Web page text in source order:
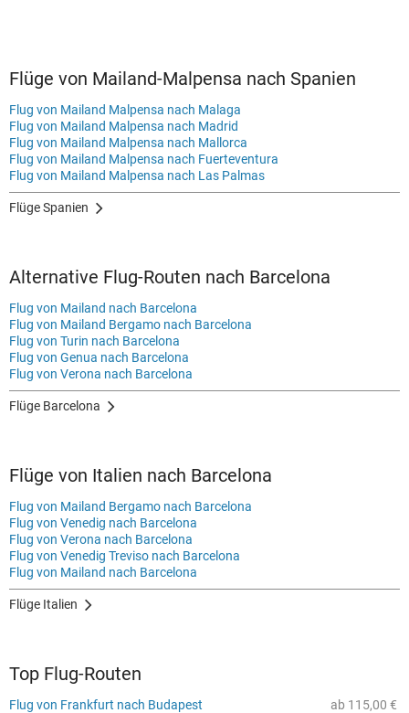
Flüge von Mailand-Malpensa nach Spanien
Flug von Mailand Malpensa nach Malaga
Flug von Mailand Malpensa nach Madrid
Flug von Mailand Malpensa nach Mallorca
Flug von Mailand Malpensa nach Fuerteventura
Flug von Mailand Malpensa nach Las Palmas
Flüge Spanien
Alternative Flug-Routen nach Barcelona
Flug von Mailand nach Barcelona
Flug von Mailand Bergamo nach Barcelona
Flug von Turin nach Barcelona
Flug von Genua nach Barcelona
Flug von Verona nach Barcelona
Flüge Barcelona
Flüge von Italien nach Barcelona
Flug von Mailand Bergamo nach Barcelona
Flug von Venedig nach Barcelona
Flug von Verona nach Barcelona
Flug von Venedig Treviso nach Barcelona
Flug von Mailand nach Barcelona
Flüge Italien
Top Flug-Routen
ab 115,00 €
Flug von Frankfurt nach Budapest